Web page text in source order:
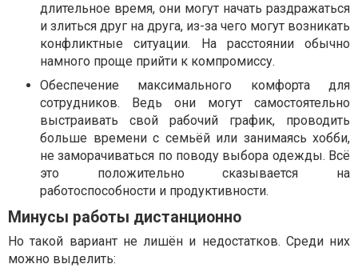
длительное время, они могут начать раздражаться
и злиться друг на друга, из-за чего могут возникать
конфликтные ситуации. На расстоянии обычно
намного проще прийти к компромиссу.
Обеспечение максимального комфорта для
сотрудников. Ведь они могут самостоятельно
выстраивать свой рабочий график, проводить
больше времени с семьёй или занимаясь хобби,
не заморачиваться по поводу выбора одежды. Всё
это положительно сказывается на
работоспособности и продуктивности.
Минусы работы дистанционно
Но такой вариант не лишён и недостатков. Среди них
можно выделить: